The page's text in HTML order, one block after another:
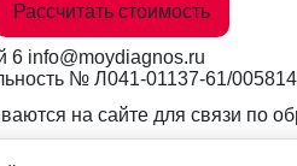
Рассчитать стоимость
6 info@moydiagnos.ru
№ Л041-01137-61/
на сайте для связи по